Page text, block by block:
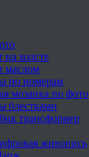
на холсте
маслом
по номерам
мозаика по фото
блестками
трансформер
живопись